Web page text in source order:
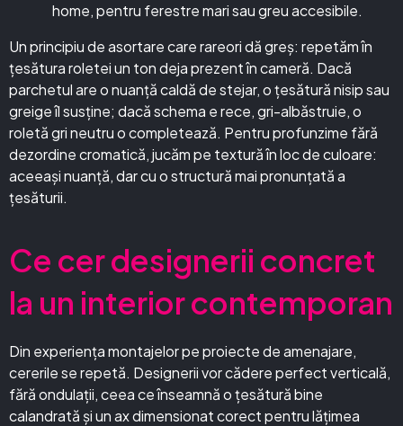
home, pentru ferestre mari sau greu accesibile.
Un principiu de asortare care rareori dă greș: repetăm în
țesătura roletei un ton deja prezent în cameră. Dacă
parchetul are o nuanță caldă de stejar, o țesătură nisip sau
greige îl susține; dacă schema e rece, gri-albăstruie, o
roletă gri neutru o completează. Pentru profunzime fără
dezordine cromatică, jucăm pe textură în loc de culoare:
aceeași nuanță, dar cu o structură mai pronunțată a
țesăturii.
Ce cer designerii concret
la un interior contemporan
Din experiența montajelor pe proiecte de amenajare,
cererile se repetă. Designerii vor cădere perfect verticală,
fără ondulații, ceea ce înseamnă o țesătură bine
calandrată și un ax dimensionat corect pentru lățimea